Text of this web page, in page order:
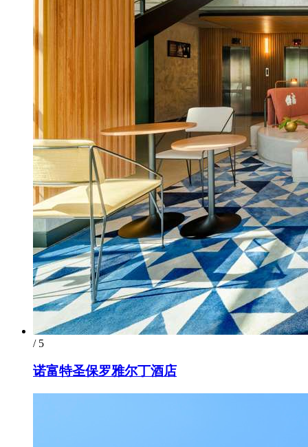
/ 5
诺富特圣保罗雅尔丁酒店